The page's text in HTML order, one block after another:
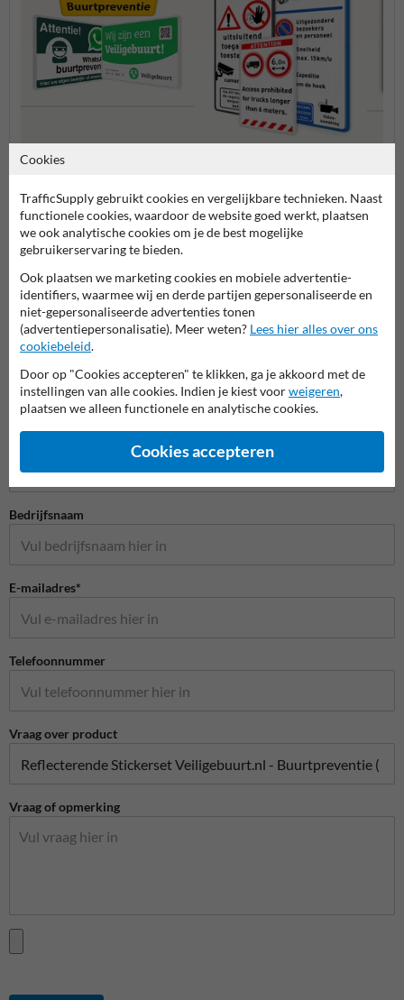
Eigen terrein borden
Stel je vraag aan Scheepvaartbord.nl
Bedrijfsnaam
E-mailadres*
Telefoonnummer
Vraag over product
Vraag of opmerking
Cookies
TrafficSupply gebruikt cookies en vergelijkbare technieken. Naast
functionele cookies, waardoor de website goed werkt, plaatsen
we ook analytische cookies om je de best mogelijke
gebruikerservaring te bieden.
Ook plaatsen we marketing cookies en mobiele advertentie-
identifiers, waarmee wij en derde partijen gepersonaliseerde en
niet-gepersonaliseerde advertenties tonen
(advertentiepersonalisatie). Meer weten? Lees hier alles over ons
cookiebeleid.
Door op "Cookies accepteren" te klikken, ga je akkoord met de
instellingen van alle cookies. Indien je kiest voorweigeren,
plaatsen we alleen functionele en analytische cookies.
Cookies accepteren